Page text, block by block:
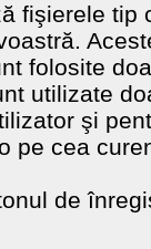
fişierele tip
folosite
utilizate
şi
pe cea
de